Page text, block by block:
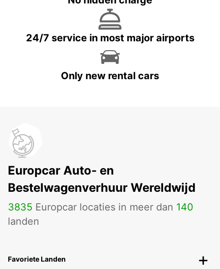
24/7 service in most major airports
Only new rental cars
Europcar Auto- en
Bestelwagenverhuur Wereldwijd
3835 Europcar locaties in meer dan 140
landen
Favoriete Landen